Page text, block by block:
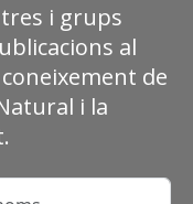
i grups
al
de
i la